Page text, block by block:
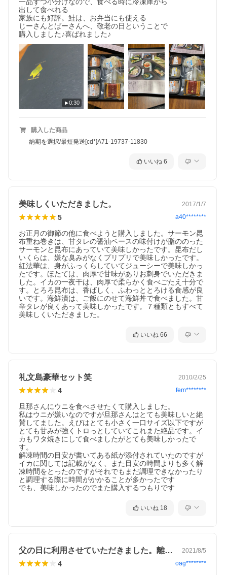
一品ずつ小分けなので、食べる時に冷凍庫から
出して食べれる
家族にも好評。鮭は、お弁当にも使える
じーさんとばーさんへ、敬老の日ということで
購入しました♪喜ばれました♪
0:30
購入した商品
納期を選択/最短発送[cd*]A71-19737-11830
いいね 6
美味しくいただきました。 2017/1/7
5 a40********
お正月の御節の他に食べようと購入しました。サーモン昆
布重ね巻きは、甘タレの醤油ベースの味付けが脂ののった
サーモンと昆布にあっていて美味しかったです。昆布だし
いくらは、嫌な臭みがなくプリプリで美味しかったです。
紅法華は、身がふっくらしていてジューシーで美味しかっ
たです。ほたては、肉厚で甘味がありお刺身でいただきま
した。イカの一夜干は、肉厚で柔らかく食べごたえ十分で
す。とろろ昆布は、香ばしく、ふわっととろける食感が良
いです。海鮮漬は、ご飯にのせて海鮮丼で食べました。甘
辛タレが良くあって美味しかったです。７種類ともすべて
美味しくいただきました。
いいね 66
礼文島豪華セット笑 2010/2/25
4 fem********
旦那さんにウニを食べさせたくて購入しました。
私はウニが嫌いなのですが旦那さんはとても美味しいと絶
賛してました。えびはとても小さく一口サイズ以下ですが
とても甘みが強くトロっとしていてこれまた絶品です。イ
カもワタ焼きにして食べましたがとても美味しかったで
す。
解凍時間の目安が書いてある紙が添付されていたのですが
イカに関しては記載がなく、また目安の時間よりも多く解
凍時間をとったのですがそれでもまだ調理できなかったり
と調理する際に時間がかかることが多かったです
でも、美味しかったのでまた購入するつもりです
いいね 18
父の日に利用させていただきました。離れ… 2021/8/5
4 oag********